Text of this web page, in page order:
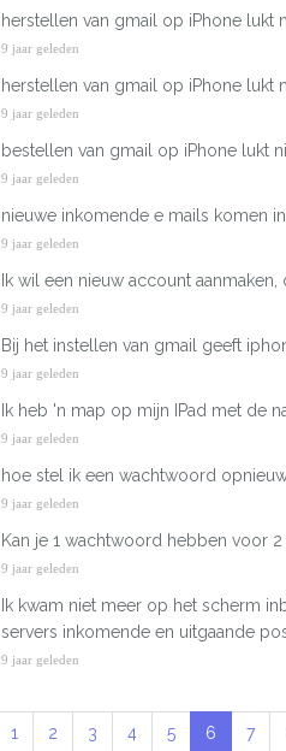
herstellen van gmail op iPhone lukt
9 jaar geleden
herstellen van gmail op iPhone lukt
9 jaar geleden
bestellen van gmail op iPhone lukt
9 jaar geleden
nieuwe inkomende e mails komen
9 jaar geleden
Ik wil een nieuw account
9 jaar geleden
Bij het instellen van gmail geeft
9 jaar geleden
Ik heb 'n map op mijn IPad met de
9 jaar geleden
hoe stel ik een wachtwoord
9 jaar geleden
Kan je 1 wachtwoord hebben voor 2
9 jaar geleden
Ik kwam niet meer op het scherm
servers inkomende en uitgaande
9 jaar geleden
1 2 3 4 5 6 7